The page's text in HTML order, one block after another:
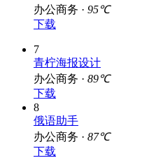
办公商务 · 95℃
下载
7
青柠海报设计
办公商务 · 89℃
下载
8
俄语助手
办公商务 · 87℃
下载